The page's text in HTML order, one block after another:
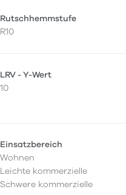
Rutschhemmstufe
R10
LRV - Y-Wert
10
Einsatzbereich
Wohnen
Leichte kommerzielle
Schwere kommerzielle